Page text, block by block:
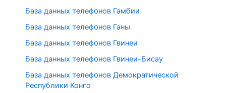
База данных телефонов Гамбии
База данных телефонов Ганы
База данных телефонов Гвинеи
База данных телефонов Гвинеи-Бисау
База данных телефонов Демократической
Республики Конго